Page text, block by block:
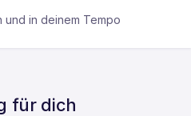
und in deinem Tempo
für dich